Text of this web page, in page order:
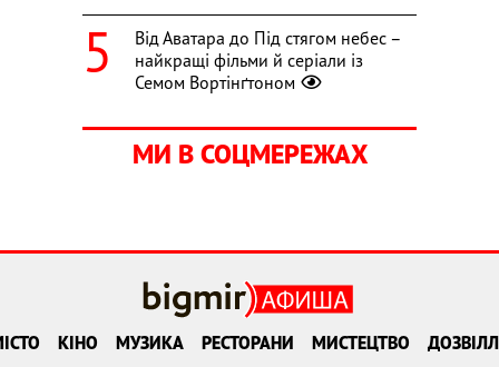
Від Аватара до Під стягом небес –
найкращі фільми й серіали із
Семом Вортінґтоном
МИ В СОЦМЕРЕЖАХ
КІНО МУЗИКА РЕСТОРАНИ МИСТЕЦТВО